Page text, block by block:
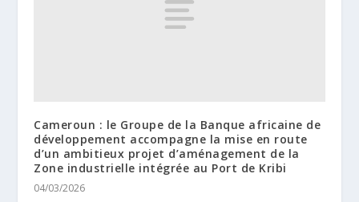
Cameroun : le Groupe de la Banque africaine de
développement accompagne la mise en route
d’un ambitieux projet d’aménagement de la
Zone industrielle intégrée au Port de Kribi
04/03/2026